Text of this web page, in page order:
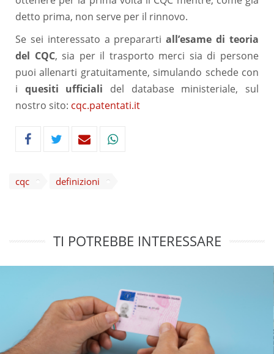
detto prima, non serve per il rinnovo.
Se sei interessato a preparartiall’esame di teoria
del CQC, sia per il trasporto merci sia di persone
puoi allenarti gratuitamente, simulando schede con
i quesiti ufficiali del database ministeriale, sul
nostro sito: cqc.patentati.it
cqc definizioni
TI POTREBBE INTERESSARE